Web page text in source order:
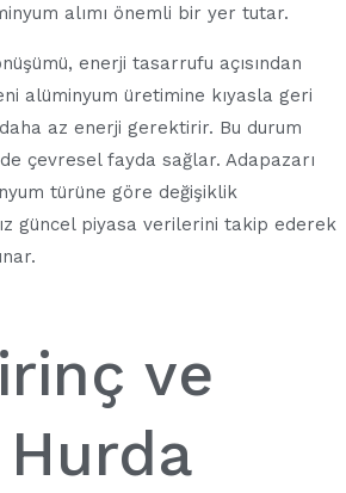
alımı önemli bir yer tutar.
enerji tasarrufu açısından
alüminyum üretimine kıyasla geri
az enerji gerektirir. Bu durum
çevresel fayda sağlar. Adapazarı
türüne göre değişiklik
güncel piyasa verilerini takip ederek
ve